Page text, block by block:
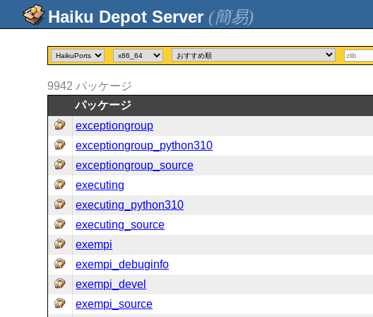
(簡易)
9942 パッケージ
パッケージ
exceptiongroup
exceptiongroup_python310
exceptiongroup_source
executing
executing_python310
executing_source
exempi
exempi_debuginfo
exempi_devel
exempi_source